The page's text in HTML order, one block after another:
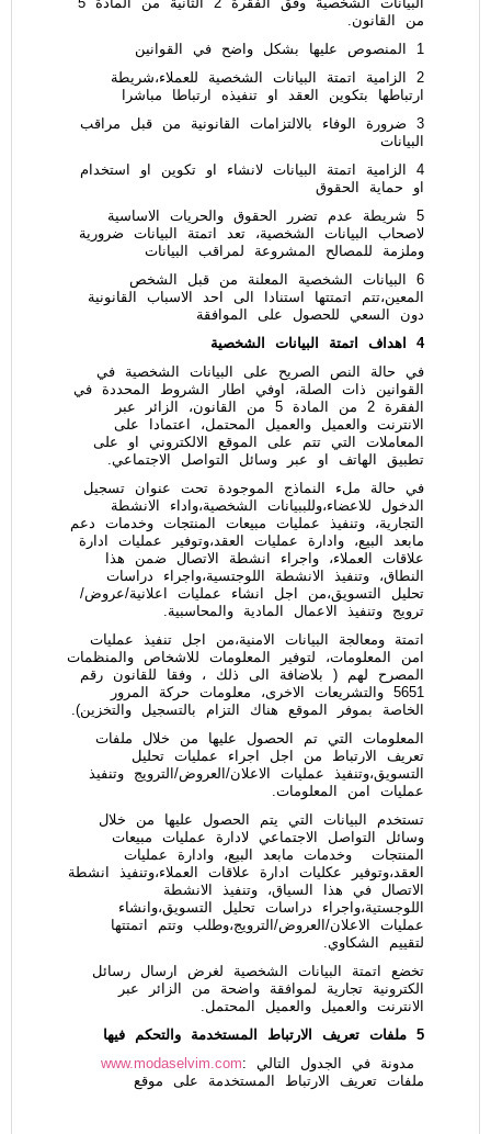
من القانون.
1 المنصوص عليها بشكل واضح في القوانين
2 الزامية اتمتة البيانات الشخصية للعملاء،شريطة
ارتباطها بتكوين العقد او تنفيذه ارتباطا مباشرا
3 ضرورة الوفاء بالالتزامات القانونية من قبل مراقب
البيانات
4 الزامية اتمتة البيانات لانشاء او تكوين او استخدام
او حماية الحقوق
5 شريطة عدم تضرر الحقوق والحريات الاساسية
لاصحاب البيانات الشخصية، تعد اتمتة البيانات ضرورية
وملزمة للمصالح المشروعة لمراقب البيانات
6 البيانات الشخصية المعلنة من قبل الشخص
المعين،تتم اتمتتها استنادا الى احد الاسباب القانونية
دون السعي للحصول على الموافقة
4 اهداف اتمتة البيانات الشخصية
في حالة النص الصريح على البيانات الشخصية في
القوانين ذات الصلة، اوفي اطار الشروط المحددة في
الفقرة 2 من المادة 5 من القانون، الزائر عبر
الانترنت والعميل والعميل المحتمل، اعتمادا على
المعاملات التي تتم على الموقع الالكتروني او على
تطبيق الهاتف او عبر وسائل التواصل الاجتماعي.
في حالة ملء النماذج الموجودة تحت عنوان تسجيل
الدخول للاعضاء،وللببيانات الشخصية،واداء الانشطة
التجارية، وتنفيذ عمليات مبيعات المنتجات وخدمات دعم
مابعد البيع، وادارة عمليات العقد،وتوفير عمليات ادارة
علاقات العملاء، واجراء انشطة الاتصال ضمن هذا
النطاق، وتنفيذ الانشطة اللوجتسية،واجراء دراسات
تحليل التسويق،من اجل انشاء عمليات اعلانية/عروض/
ترويج وتنفيذ الاعمال المادية والمحاسبية.
اتمتة ومعالجة البيانات الامنية،من اجل تنفيذ عمليات
امن المعلومات، لتوفير المعلومات للاشخاص والمنظمات
المصرح لهم ( بلاضافة الى ذلك ، وفقا للقانون رقم
5651 والتشريعات الاخرى، معلومات حركة المرور
الخاصة بموفر الموقع هناك التزام بالتسجيل والتخزين).
المعلومات التي تم الحصول عليها من خلال ملفات
تعريف الارتباط من اجل اجراء عمليات تحليل
التسويق،وتنفيذ عمليات الاعلان/العروض/الترويج وتنفيذ
عمليات امن المعلومات.
تستخدم البيانات التي يتم الحصول عليها من خلال
وسائل التواصل الاجتماعي لادارة عمليات مبيعات
المنتجات وخدمات مابعد البيع، وادارة عمليات
العقد،وتوفير عكليات ادارة علاقات العملاء،وتنفيذ انشطة
الاتصال في هذا السياق، وتنفيذ الانشطة
اللوجستية،واجراء دراسات تحليل التسويق،وانشاء
عمليات الاعلان/العروض/الترويج،وطلب وتتم اتمتتها
لتقييم الشكاوي.
تخضع اتمتة البيانات الشخصية لغرض ارسال رسائل
الكترونية تجارية لموافقة واضحة من الزائر عبر
الانترنت والعميل والعميل المحتمل.
5 ملفات تعريف الارتباط المستخدمة والتحكم فيها
مدونة في الجدول التالي :www.modaselvim.com
ملفات تعريف الارتباط المستخدمة على موقع